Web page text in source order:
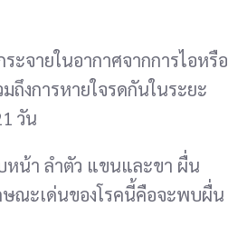
ะจายในอากาศจากการไอหรือ
ถึงการหายใจรดกันในระยะ
วัน
หน้า ลำตัว แขนและขา ผื่น
ษณะเด่นของโรคนี้คือจะพบผื่น